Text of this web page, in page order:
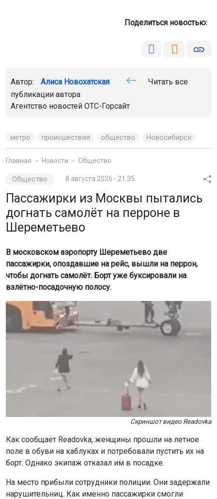
Поделиться новостью:
Автор: Алиса Новохатская
Читать все
публикации автора
Агентство новостей ОТС-Горсайт
метро происшествия общество Новосибирск
Главная Новости Общество
Общество 8 августа 2026 - 21:35
Пассажирки из Москвы пытались
догнать самолёт на перроне в
Шереметьево
В московском аэропорту Шереметьево две
пассажирки, опоздавшие на рейс, вышли на перрон,
чтобы догнать самолёт. Борт уже буксировали на
взлётно-посадочную полосу.
Скриншот видео Readovka
Как сообщает Readovka, женщины прошли на летное
поле в обуви на каблуках и потребовали пустить их на
борт. Однако экипаж отказал им в посадке.
На место прибыли сотрудники полиции. Они задержали
нарушительниц. Как именно пассажирки смогли